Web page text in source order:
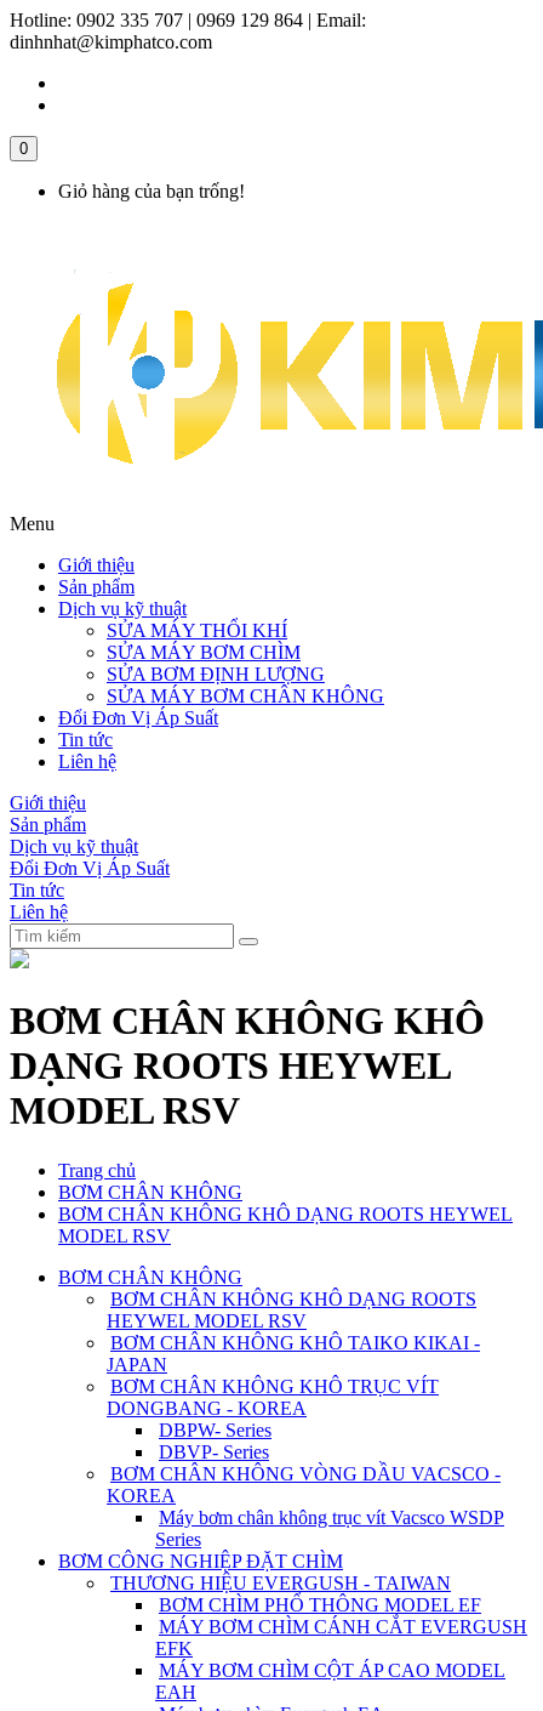
Hotline: 0902 335 707 | 0969 129 864 | Email:
dinhnhat@kimphatco.com
0
Giỏ hàng của bạn trống!
Menu
Giới thiệu
Sản phẩm
Dịch vụ kỹ thuật
SỬA MÁY THỔI KHÍ
SỬA MÁY BƠM CHÌM
SỬA BƠM ĐỊNH LƯỢNG
SỬA MÁY BƠM CHÂN KHÔNG
Đổi Đơn Vị Áp Suất
Tin tức
Liên hệ
Giới thiệu
Sản phẩm
Dịch vụ kỹ thuật
Đổi Đơn Vị Áp Suất
Tin tức
Liên hệ
BƠM CHÂN KHÔNG KHÔ
DẠNG ROOTS HEYWEL
MODEL RSV
Trang chủ
BƠM CHÂN KHÔNG
BƠM CHÂN KHÔNG KHÔ DẠNG ROOTS HEYWEL
MODEL RSV
BƠM CHÂN KHÔNG
BƠM CHÂN KHÔNG KHÔ DẠNG ROOTS
HEYWEL MODEL RSV
BƠM CHÂN KHÔNG KHÔ TAIKO KIKAI -
JAPAN
BƠM CHÂN KHÔNG KHÔ TRỤC VÍT
DONGBANG - KOREA
DBPW- Series
DBVP- Series
BƠM CHÂN KHÔNG VÒNG DẦU VACSCO -
KOREA
Máy bơm chân không trục vít Vacsco WSDP
Series
BƠM CÔNG NGHIỆP ĐẶT CHÌM
THƯƠNG HIỆU EVERGUSH - TAIWAN
BƠM CHÌM PHỔ THÔNG MODEL EF
MÁY BƠM CHÌM CÁNH CẮT EVERGUSH
EFK
MÁY BƠM CHÌM CỘT ÁP CAO MODEL
EAH